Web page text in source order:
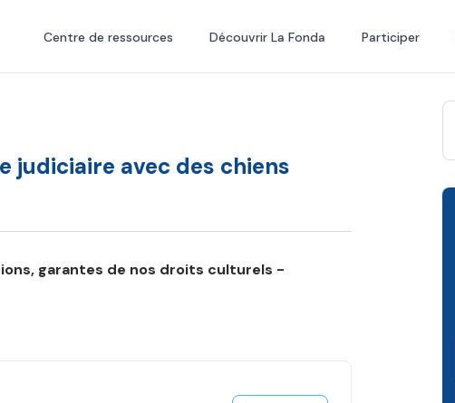
Centre de ressources Découvrir La Fonda Participer
judiciaire avec des chiens
garantes de nos droits culturels -